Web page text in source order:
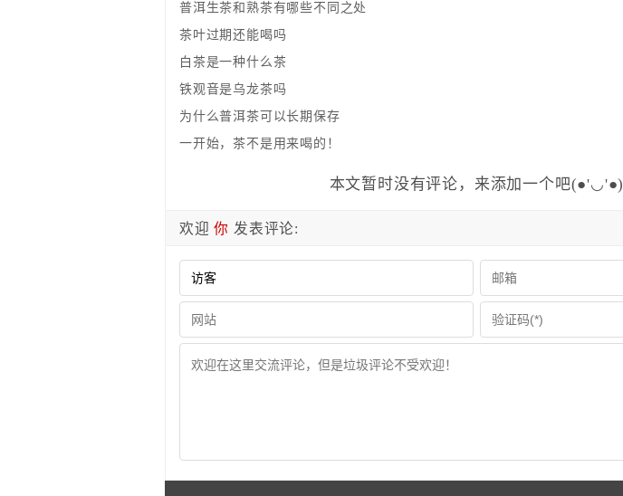
普洱生茶和熟茶有哪些不同之处
茶叶过期还能喝吗
白茶是一种什么茶
铁观音是乌龙茶吗
为什么普洱茶可以长期保存
一开始，茶不是用来喝的！
本文暂时没有评论，来添加一个吧(●'◡'●)
欢迎你 发表评论: